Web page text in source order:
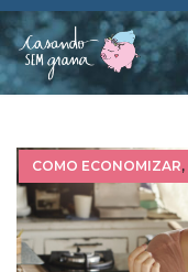
COMO ECONOMIZAR,